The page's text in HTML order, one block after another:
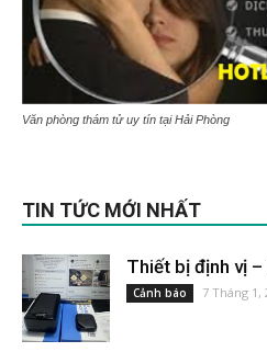
Văn phòng thám tử uy tín tại Hải Phòng
TIN TỨC MỚI NHẤT
Thiết bị định vị
Cảnh báo 7 Tháng 1,